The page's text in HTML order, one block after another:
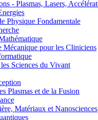
- Plasmas, Lasers,
Physique Fondamentale
pour les Cliniciens
Sciences du Vivant
Plasmas et de la Fusion
Matériaux et Nanosciences